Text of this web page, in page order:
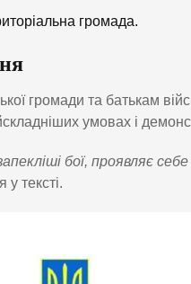
громада.
громади та батькам
умовах і
бої, проявляє
тексті.